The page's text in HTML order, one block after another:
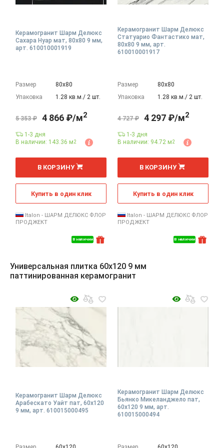
Керамогранит Шарм Делюкс
Сахара Нуар мат, 80x80 9 мм,
арт. 610010001919
Размер
80х80
Упаковка
1.28 кв.м./ 2 шт.
В наличии
5 353 ₽ 4 866 ₽/м2
1-3 дня
В наличии: 143.36 м2
м
В КОРЗИНУ
Купить в один клик
Italon - ШАРМ ДЕЛЮКС ФЛОР
ПРОДЖЕКТ
Керамогранит Шарм Делюкс
Статуарио Фантастико мат,
80x80 9 мм, арт.
610010001917
Размер
80х80
Упаковка
1.28 кв.м./ 2 шт.
В наличии
4 727 ₽ 4 297 ₽/м2
1-3 дня
В наличии: 94.72 м2
м
В КОРЗИНУ
Купить в один клик
Italon - ШАРМ ДЕЛЮКС ФЛОР
ПРОДЖЕКТ
Универсальная плитка 60x120 9 мм
паттинированная керамогранит
Керамогранит Шарм Делюкс
Арабескато Уайт пат, 60x120
9 мм, арт. 610015000495
Керамогранит Шарм Делюкс
Бьянко Микеланджело пат,
60x120 9 мм, арт.
610015000494